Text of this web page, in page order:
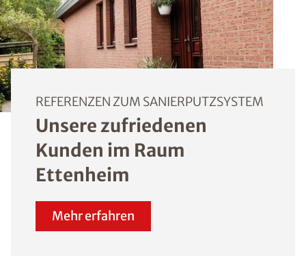
REFERENZEN ZUM SANIERPUTZSYSTEM
Unsere zufriedenen
Kunden im Raum
Ettenheim
Mehr erfahren